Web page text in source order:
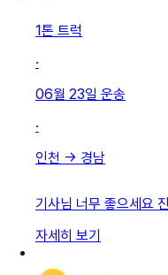
1톤 트럭
·
06월 23일 운송
·
인천 → 경남
기사님 너무 좋으세요
자세히 보기